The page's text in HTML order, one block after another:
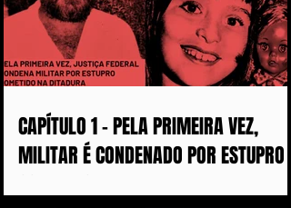
CAPÍTULO 1 - PELA PRIMEIRA VEZ,
MILITAR É CONDENADO POR ESTUPRO